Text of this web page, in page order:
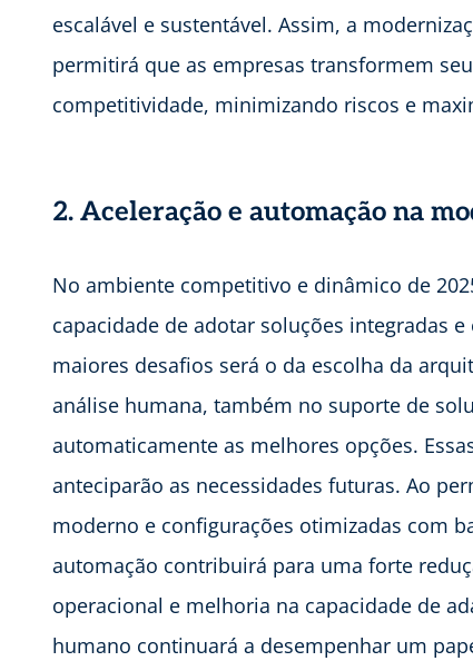
escalável e sustentável. Assim, a
permitirá que as empresas transformem
competitividade, minimizando riscos e
2. Aceleração e automação na
No ambiente competitivo e dinâmico de
capacidade de adotar soluções integradas
maiores desafios será o da escolha da
análise humana, também no suporte de
automaticamente as melhores opções.
anteciparão as necessidades futuras. Ao
moderno e configurações otimizadas com
automação contribuirá para uma forte
operacional e melhoria na capacidade de
humano continuará a desempenhar um